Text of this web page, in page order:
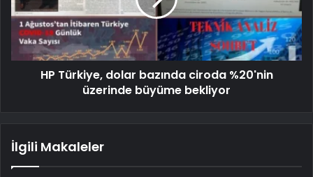
HP Türkiye, dolar bazında ciroda %20'nin
üzerinde büyüme bekliyor
İlgili Makaleler